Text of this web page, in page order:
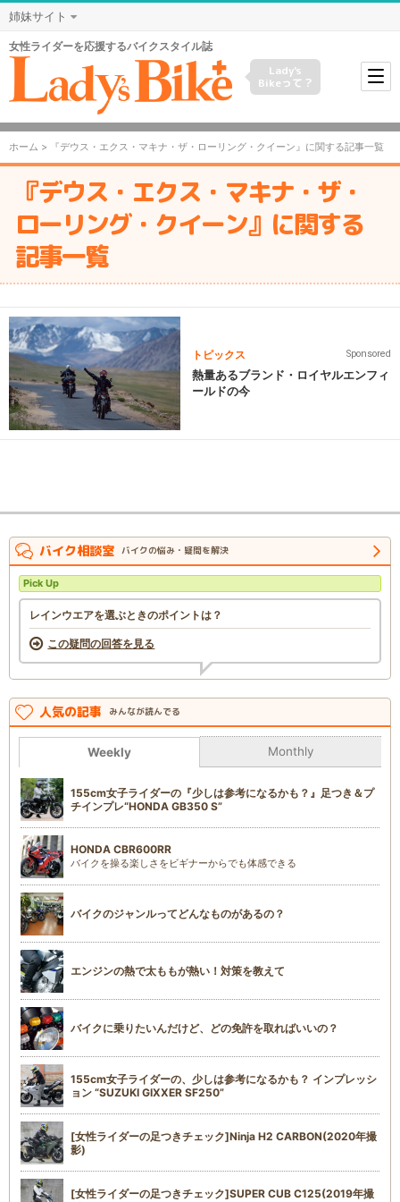
姉妹サイト
女性ライダーを応援するバイクスタイル誌
Lady's
Bikeって？
ホーム > 『デウス・エクス・マキナ・ザ・ローリング・クイーン』に関する記事一覧
『デウス・エクス・マキナ・ザ・
ローリング・クイーン』に関する
記事一覧
トピックス Sponsored
熱量あるブランド・ロイヤルエンフィ
ールドの今
バイク相談室 バイクの悩み・疑問を解決
Pick Up
レインウエアを選ぶときのポイントは？
この疑問の回答を見る
人気の記事 みんなが読んでる
Weekly Monthly
155cm女子ライダーの『少しは参考になるかも？』足つき＆プ
チインプレ“HONDA GB350 S”
HONDA CBR600RR
バイクを操る楽しさをビギナーからでも体感できる
バイクのジャンルってどんなものがあるの？
エンジンの熱で太ももが熱い！対策を教えて
バイクに乗りたいんだけど、どの免許を取ればいいの？
155cm女子ライダーの、少しは参考になるかも？ インプレッシ
ョン “SUZUKI GIXXER SF250”
[女性ライダーの足つきチェック]Ninja H2 CARBON(2020年撮
影)
[女性ライダーの足つきチェック]SUPER CUB C125(2019年撮